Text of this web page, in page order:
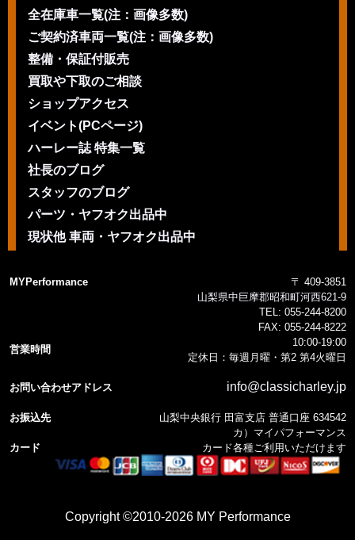
全在庫車一覧(注：画像多数)
ご契約済車両一覧(注：画像多数)
整備・保証付販売
買取や下取のご相談
ショップアクセス
イベント(PCページ)
ハーレー誌 特集一覧
社長のブログ
スタッフのブログ
パーツ・ヤフオク出品中
現状他 車両・ヤフオク出品中
MYPerformance
〒 409-3851
山梨県中巨摩郡昭和町河西621-9
TEL: 055-244-8200
FAX: 055-244-8222
営業時間
10:00-19:00
定休日：毎週月曜・第2 第4火曜日
お問い合わせアドレス info@classicharley.jp
お振込先
山梨中央銀行 田富支店 普通口座 634542
カ）マイパフォーマンス
カード
カード各種ご利用いただけます
Copyright ©2010-2026 MY Performance